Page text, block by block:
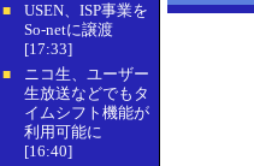
■
USEN、ISP事業を
So-netに譲渡
[17:33]
■
ニコ生、ユーザー
生放送などでもタ
イムシフト機能が
利用可能に
[16:40]